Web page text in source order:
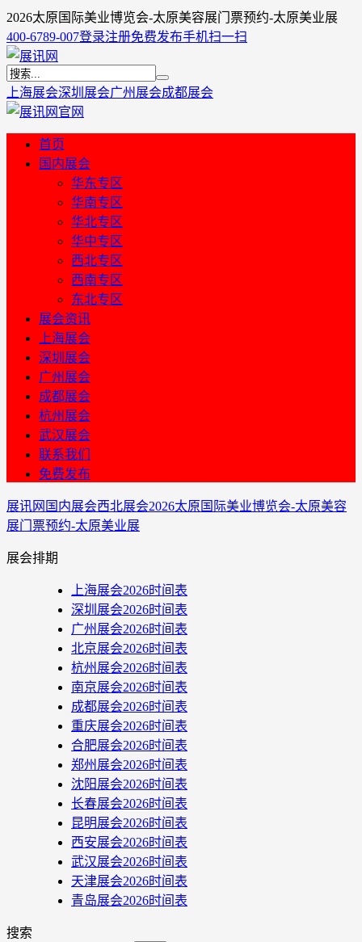
2026太原国际美业博览会-太原美容展门票预约-太原美业展
400-6789-007登录注册免费发布手机扫一扫
上海展会深圳展会广州展会成都展会
首页
国内展会
华东专区
华南专区
华北专区
华中专区
西北专区
西南专区
东北专区
展会资讯
上海展会
深圳展会
广州展会
成都展会
杭州展会
武汉展会
联系我们
免费发布
展讯网 国内展会西北展会2026太原国际美业博览会-太原美容
展门票预约-太原美业展
展会排期
上海展会2026时间表
深圳展会2026时间表
广州展会2026时间表
北京展会2026时间表
杭州展会2026时间表
南京展会2026时间表
成都展会2026时间表
重庆展会2026时间表
合肥展会2026时间表
郑州展会2026时间表
沈阳展会2026时间表
长春展会2026时间表
昆明展会2026时间表
西安展会2026时间表
武汉展会2026时间表
天津展会2026时间表
青岛展会2026时间表
搜索